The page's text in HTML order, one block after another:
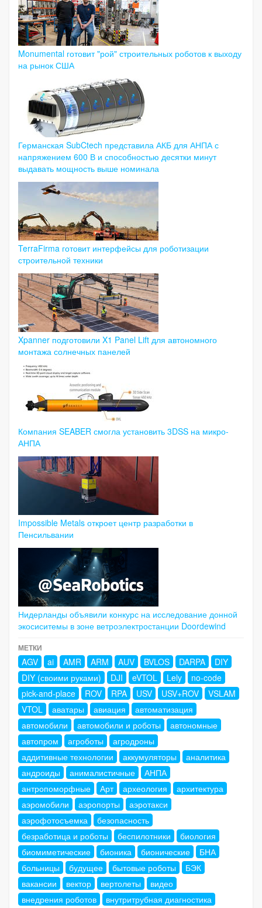
Monumental готовит "рой" строительных роботов к выходу
на рынок США
Германская SubCtech представила АКБ для АНПА с
напряжением 600 В и способностью десятки минут
выдавать мощность выше номинала
TerraFirma готовит интерфейсы для роботизации
строительной техники
Xpanner подготовили X1 Panel Lift для автономного
монтажа солнечных панелей
Компания SEABER смогла установить 3DSS на микро-
АНПА
Impossible Metals откроет центр разработки в
Пенсильвании
Нидерланды объявили конкурс на исследование донной
экосиситемы в зоне ветроэлектростанции Doordewind
МЕТКИ
AGV ai AMR ARM AUV BVLOS DARPA
DIY
DIY (своими руками)
DJI eVTOL Lely
no-code
pick-and-place
ROV RPA USV USV+ROV
VSLAM
VTOL
аватары авиация
автоматизация
автомобили
автомобили и роботы
автономные
автопром
агроботы
агродроны
аддитивные технологии
аккумуляторы
аналитика
андроиды
анималистичные
АНПА
антропоморфные
Арт археология
архитектура
аэромобили
аэропорты
аэротакси
аэрофотосъемка
безопасность
безработица и роботы
беспилотники
биология
биомиметические
бионика бионические
БНА
больницы
будущее бытовые роботы
БЭК
вакансии
вектор вертолеты
видео
внедрения роботов
внутритрубная диагностика